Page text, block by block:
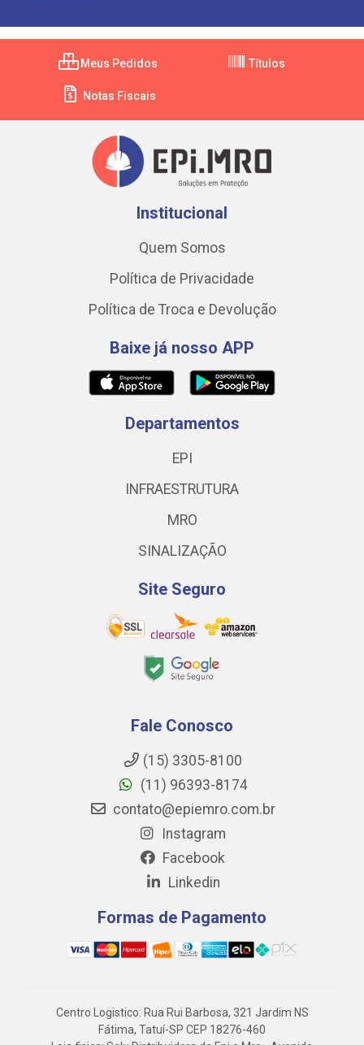
Meus Pedidos Títulos
Notas Fiscais
Institucional
Quem Somos
Política de Privacidade
Política de Troca e Devolução
Baixe já nosso APP
Departamentos
EPI
INFRAESTRUTURA
MRO
SINALIZAÇÃO
Site Seguro
Fale Conosco
(15) 3305-8100
(11) 96393-8174
contato@epiemro.com.br
Instagram
Facebook
Linkedin
Formas de Pagamento
Centro Logistico: Rua Rui Barbosa, 321 Jardim NS
Fátima, Tatuí-SP CEP 18276-460